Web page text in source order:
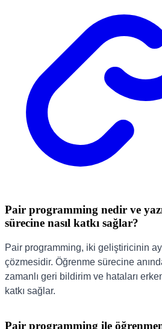
Pair programming nedir ve
sürecine nasıl katkı sağlar?
Pair programming, iki geliştiricinin
çözmesidir. Öğrenme sürecine
zamanlı geri bildirim ve hataları
katkı sağlar.
Pair programming ile